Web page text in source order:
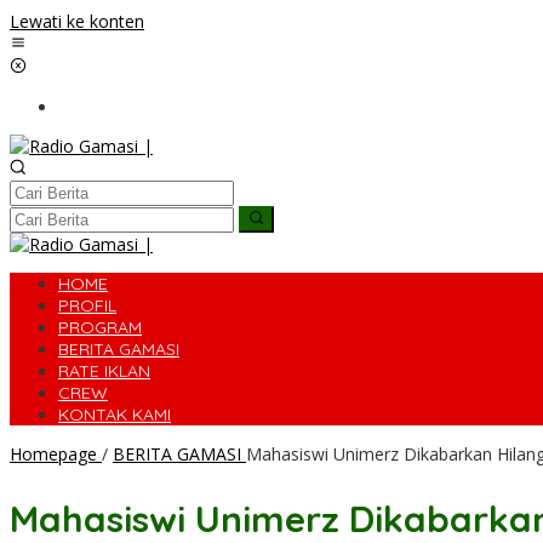
Lewati ke konten
HOME
PROFIL
PROGRAM
BERITA GAMASI
RATE IKLAN
CREW
KONTAK KAMI
Homepage / BERITA GAMASI Mahasiswi Unimerz Dikabarkan
Mahasiswi Unimerz